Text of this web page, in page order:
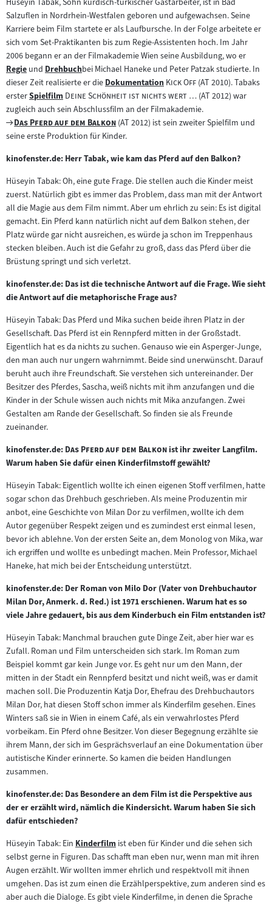
Hüseyin Tabak, Sohn kurdisch-türkischer Gastarbeiter, ist in Bad
Salzuflen in Nordrhein-Westfalen geboren und aufgewachsen. Seine
Karriere beim Film startete er als Laufbursche. In der Folge arbeitete er
sich vom Set-Praktikanten bis zum Regie-Assistenten hoch. Im Jahr
2006 begann er an der Filmakademie Wien seine Ausbildung, wo er
Zum
Inhalt:
Regie und Zum
Inhalt:
Drehbuchbei Michael Haneke und Peter Patzak studierte. In
dieser Zeit realisierte er dieZum
Inhalt:
Dokumentation "Kick Off"(AT 2010). Tabaks
ersterZum
Inhalt:
Spielfilm "Deine Schönheit ist nichts wert …"(AT 2012) war
zugleich auch sein Abschlussfilm an der Filmakademie.
Zum
Filmarchiv:
"
Das Pferd auf dem Balkon"(AT 2012) ist sein zweiter Spielfilm und
seine erste Produktion für Kinder.
kinofenster.de: Herr Tabak, wie kam das Pferd auf den Balkon?
Hüseyin Tabak: Oh, eine gute Frage. Die stellen auch die Kinder meist
zuerst. Natürlich gibt es immer das Problem, dass man mit der Antwort
all die Magie aus dem Film nimmt. Aber um ehrlich zu sein: Es ist digital
gemacht. Ein Pferd kann natürlich nicht auf dem Balkon stehen, der
Platz würde gar nicht ausreichen, es würde ja schon im Treppenhaus
stecken bleiben. Auch ist die Gefahr zu groß, dass das Pferd über die
Brüstung springt und sich verletzt.
kinofenster.de: Das ist die technische Antwort auf die Frage. Wie sieht
die Antwort auf die metaphorische Frage aus?
Hüseyin Tabak: Das Pferd und Mika suchen beide ihren Platz in der
Gesellschaft. Das Pferd ist ein Rennpferd mitten in der Großstadt.
Eigentlich hat es da nichts zu suchen. Genauso wie ein Asperger-Junge,
den man auch nur ungern wahrnimmt. Beide sind unerwünscht. Darauf
beruht auch ihre Freundschaft. Sie verstehen sich untereinander. Der
Besitzer des Pferdes, Sascha, weiß nichts mit ihm anzufangen und die
Kinder in der Schule wissen auch nichts mit Mika anzufangen. Zwei
Gestalten am Rande der Gesellschaft. So finden sie als Freunde
zueinander.
kinofenster.de: "
Das Pferd auf dem Balkon"ist ihr zweiter Langfilm.
Warum haben Sie dafür einen Kinderfilmstoff gewählt?
Hüseyin Tabak: Eigentlich wollte ich einen eigenen Stoff verfilmen, hatte
sogar schon das Drehbuch geschrieben. Als meine Produzentin mir
anbot, eine Geschichte von Milan Dor zu verfilmen, wollte ich dem
Autor gegenüber Respekt zeigen und es zumindest erst einmal lesen,
bevor ich ablehne. Von der ersten Seite an, dem Monolog von Mika, war
ich ergriffen und wollte es unbedingt machen. Mein Professor, Michael
Haneke, hat mich bei der Entscheidung unterstützt.
kinofenster.de: Der Roman von Milo Dor (Vater von Drehbuchautor
Milan Dor, Anmerk. d. Red.) ist 1971 erschienen. Warum hat es so
viele Jahre gedauert, bis aus dem Kinderbuch ein Film entstanden ist?
Hüseyin Tabak: Manchmal brauchen gute Dinge Zeit, aber hier war es
Zufall. Roman und Film unterscheiden sich stark. Im Roman zum
Beispiel kommt gar kein Junge vor. Es geht nur um den Mann, der
mitten in der Stadt ein Rennpferd besitzt und nicht weiß, was er damit
machen soll. Die Produzentin Katja Dor, Ehefrau des Drehbuchautors
Milan Dor, hat diesen Stoff schon immer als Kinderfilm gesehen. Eines
Winters saß sie in Wien in einem Café, als ein verwahrlostes Pferd
vorbeikam. Ein Pferd ohne Besitzer. Von dieser Begegnung erzählte sie
ihrem Mann, der sich im Gesprächsverlauf an eine Dokumentation über
autistische Kinder erinnerte. So kamen die beiden Handlungen
zusammen.
kinofenster.de: Das Besondere an dem Film ist die Perspektive aus
der er erzählt wird, nämlich die Kindersicht. Warum haben Sie sich
dafür entschieden?
Hüseyin Tabak: Ein Zum
Inhalt:
Kinderfilm ist eben für Kinder und die sehen sich
selbst gerne in Figuren. Das schafft man eben nur, wenn man mit ihren
Augen erzählt. Wir wollten immer ehrlich und respektvoll mit ihnen
umgehen. Das ist zum einen die Erzählperspektive, zum anderen sind es
aber auch die Dialoge. Es gibt viele Kinderfilme, in denen die Sprache